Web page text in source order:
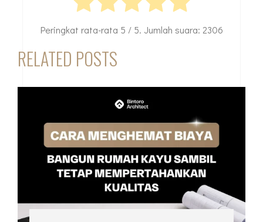
Peringkat rata-rata 5 / 5. Jumlah suara: 2306
RELATED POSTS